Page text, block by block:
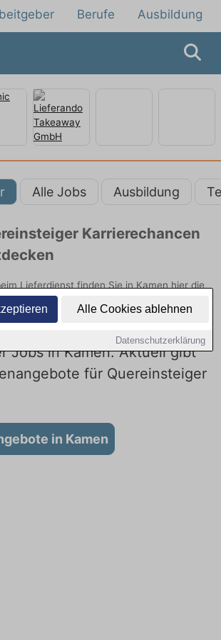
Alle Cookies ablehnen
Datenschutzerklärung
Berufe Ausbildung
Alle Jobs Ausbildung
Karrierechancen
Lieferdienst finden Sie in Kamen hier die
Entdecken Sie freie Optionen von Top-
Sie sich noch heute.
Jobs in Kamen: Aktuell gibt
für Quereinsteiger
in Kamen